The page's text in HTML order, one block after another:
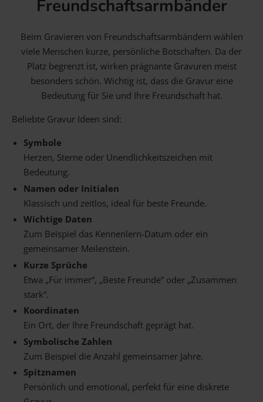
Freundschaftsarmbänder
Beim Gravieren von Freundschaftsarmbändern wählen
viele Menschen kurze, persönliche Botschaften. Da der
Platz begrenzt ist, wirken prägnante Gravuren meist
besonders schön. Wichtig ist, dass die Gravur eine
Bedeutung für Sie und Ihre Freundschaft hat.
Beliebte Gravur Ideen sind:
Symbole
Herzen, Sterne oder Unendlichkeitszeichen mit
Bedeutung.
Namen oder Initialen
Klassisch und zeitlos, ideal für beste Freunde.
Wichtige Daten
Zum Beispiel das Kennenlern-Datum oder ein
gemeinsamer Meilenstein.
Kurze Sprüche
Etwa „Für immer“, „Beste Freunde“ oder „Zusammen
stark“.
Koordinaten
Ein Ort, der Ihre Freundschaft geprägt hat.
Symbolische Zahlen
Zum Beispiel die Anzahl gemeinsamer Jahre.
Spitznamen
Persönlich und emotional, perfekt für eine diskrete